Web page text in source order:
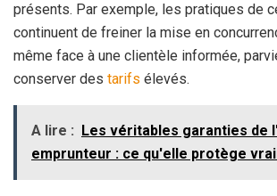
présents. Par exemple, les pratiques de
continuent de freiner la mise en
même face à une clientèle informée,
conserver des tarifs élevés.
A lire : Les véritables garanties de
emprunteur : ce qu'elle protège